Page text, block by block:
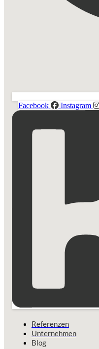
Facebook Instagram
Referenzen
Unternehmen
Blog